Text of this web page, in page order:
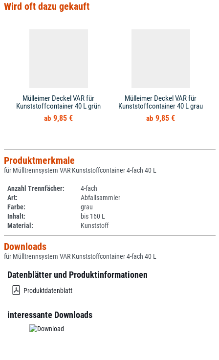
Wird oft dazu gekauft
Mülleimer Deckel VAR für
Kunststoffcontainer 40 L grün
9,85 €
Mülleimer Deckel VAR für
Kunststoffcontainer 40 L grau
9,85 €
Produktmerkmale
für Mülltrennsystem VAR Kunststoffcontainer 4-fach 40 L
Anzahl Trennfächer:
4-fach
Art:
Abfallsammler
Farbe:
grau
Inhalt:
bis 160 L
Material:
Kunststoff
Downloads
für Mülltrennsystem VAR Kunststoffcontainer 4-fach 40 L
Datenblätter und Produktinformationen
Produktdatenblatt
interessante Downloads